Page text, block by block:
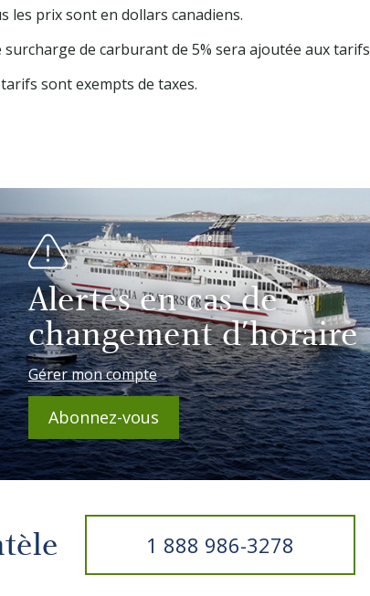
les prix sont en dollars canadiens.
surcharge de carburant de 5% sera ajoutée aux tarifs
sont exempts de taxes.
Alertes en cas de
changement d'horaire
Gérer mon compte
Abonnez-vous
1 888 986-3278